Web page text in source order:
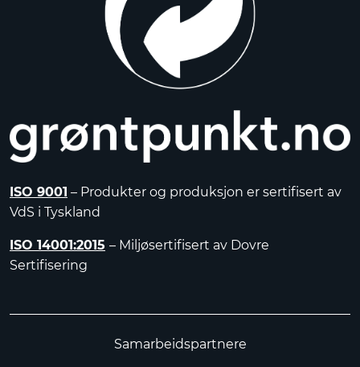
ISO 9001 – Produkter og produksjon er sertifisert av
VdS i Tyskland
ISO 14001:2015 – Miljøsertifisert av Dovre
Sertifisering
Samarbeidspartnere